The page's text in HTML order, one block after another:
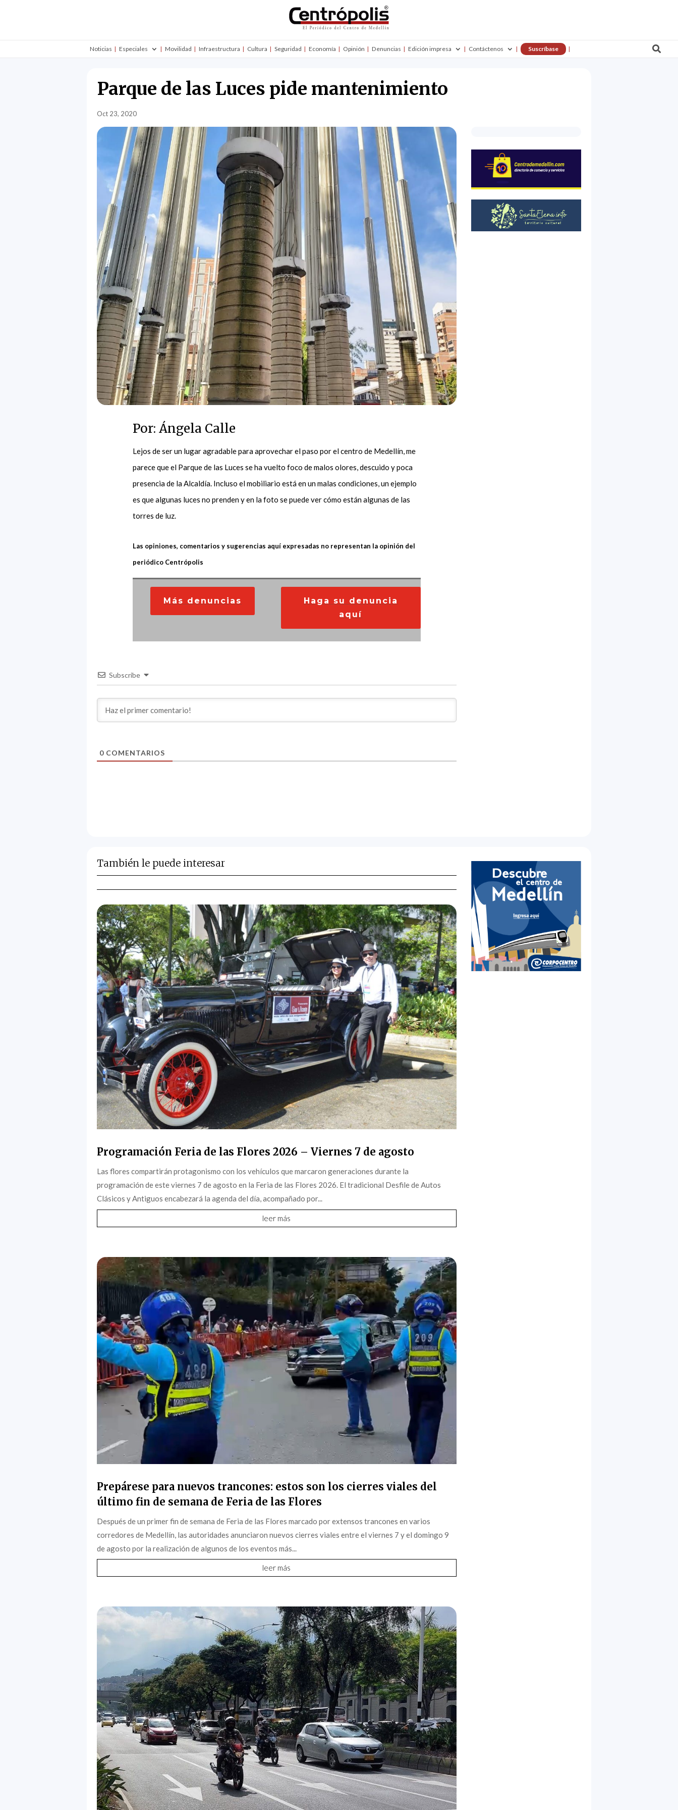
Noticias Especiales Movilidad Infraestructura Cultura Seguridad Economía Opinión Denuncias Edición impresa Contáctenos Suscríbase 
Parque de las Luces pide mantenimiento
Oct 23, 2020
Por: Ángela Calle
Lejos de ser un lugar agradable para aprovechar el paso por el centro de Medellín, me
parece que el Parque de las Luces se ha vuelto foco de malos olores, descuido y poca
presencia de la Alcaldía. Incluso el mobiliario está en un malas condiciones, un ejemplo
es que algunas luces no prenden y en la foto se puede ver cómo están algunas de las
torres de luz.
Las opiniones, comentarios y sugerencias aquí expresadas no representan la opinión del
periódico Centrópolis
Más denuncias
Haga su denuncia
aquí
Subscribe
0 COMENTARIOS
También le puede interesar
Programación Feria de las Flores 2026 – Viernes 7 de agosto
Las flores compartirán protagonismo con los vehículos que marcaron generaciones durante la
programación de este viernes 7 de agosto en la Feria de las Flores 2026. El tradicional Desfile de Autos
Clásicos y Antiguos encabezará la agenda del día, acompañado por...
leer más
Prepárese para nuevos trancones: estos son los cierres viales del
último fin de semana de Feria de las Flores
Después de un primer fin de semana de Feria de las Flores marcado por extensos trancones en varios
corredores de Medellín, las autoridades anunciaron nuevos cierres viales entre el viernes 7 y el domingo 9
de agosto por la realización de algunos de los eventos más...
leer más